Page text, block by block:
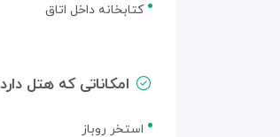
کتابخانه داخل اتاق
امکاناتی که هتل دارد
استخر روباز